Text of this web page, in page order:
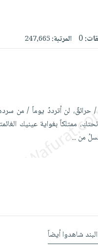
0 المرتبة:247,665
/ حرائقٌ، لن أترددُ يوماً /
ممتلكاً بغواية عينيك
من...
شاهدوا أيضاً